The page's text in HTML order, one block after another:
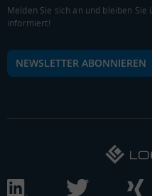
BRUTTOWERTSCHÖPFUNG
(LANDKREIS / KREISFREIE
Gesamt
5.185.593 Tsd. €
Melden Sie sich an und bleiben
informiert!
NEWSLETTER ABONNIEREN